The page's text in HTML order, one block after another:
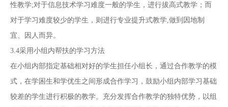
性教学;对于信息技术学习难度一般的学生，进行拔高式教学；而
对于学习难度较少的学生，则进行专业提升式教学,做到因地制
宜、因人而异。
3.4采用小组内帮扶的学习方法
在小组内部指定基础相对好的学生担任小组长，通过合作教学的模
式，在学困生和学优生之间形成合作学习，鼓励小组内部学习基础
较差的学生进行积极的教学。充分发挥合作教学的独特优势，以组